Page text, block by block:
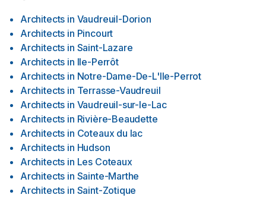
Architects in Vaudreuil-Dorion
Architects in Pincourt
Architects in Saint-Lazare
Architects in Ile-Perrôt
Architects in Notre-Dame-De-L'Ile-Perrot
Architects in Terrasse-Vaudreuil
Architects in Vaudreuil-sur-le-Lac
Architects in Rivière-Beaudette
Architects in Coteaux du lac
Architects in Hudson
Architects in Les Coteaux
Architects in Sainte-Marthe
Architects in Saint-Zotique